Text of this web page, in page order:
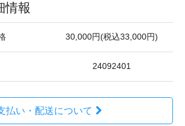
情報
30,000円(税込33,000円)
24092401
払い・配送について